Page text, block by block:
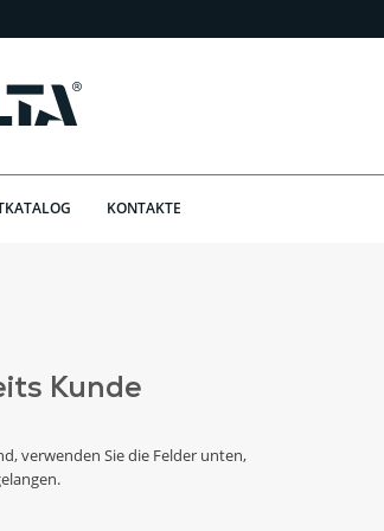
KONTAKTE
Kunde
verwenden Sie die Felder unten,